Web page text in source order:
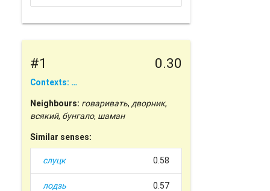
#1 0.30
Contexts: …
Neighbours: говаривать,дворник,
всякий, бунгало, шаман
Similar senses:
слуцк 0.58
лодзь 0.57